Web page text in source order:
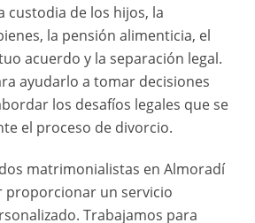
custodia de los hijos, la
la pensión alimenticia, el
acuerdo y la separación legal.
ayudarlo a tomar decisiones
los desafíos legales que se
el proceso de divorcio.
matrimonialistas en Almoradí
proporcionar un servicio
Trabajamos para